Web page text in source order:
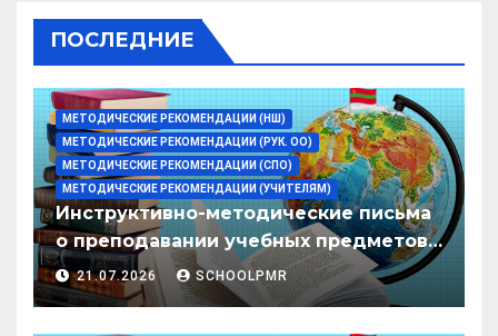
ПОСЛЕДНИЕ
МЕТОДИЧЕСКИЕ РЕКОМЕНДАЦИИ (НШ)
МЕТОДИЧЕСКИЕ РЕКОМЕНДАЦИИ (РУК. ОО)
МЕТОДИЧЕСКИЕ РЕКОМЕНДАЦИИ (СПО)
МЕТОДИЧЕСКИЕ РЕКОМЕНДАЦИИ (УЧИТЕЛЯМ)
Инструктивно-методические письма
о преподавании учебных предметов/
дисциплин в организациях
образования ПМР на 2026/27 уч. год
21.07.2026 SCHOOLPMR